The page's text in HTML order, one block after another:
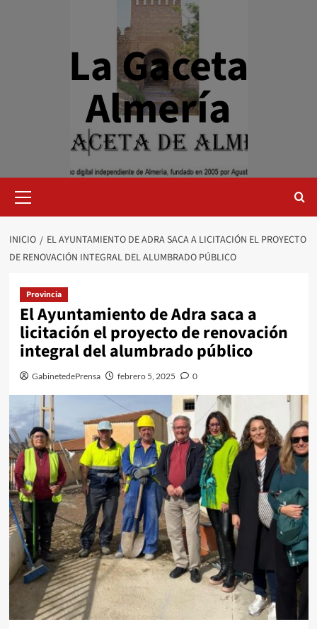
La Gaceta
Almería
primario
INICIO
EL AYUNTAMIENTO DE ADRA SACA A LICITACIÓN EL PROYECTO
DE RENOVACIÓN INTEGRAL DEL ALUMBRADO PÚBLICO
Provincia
El Ayuntamiento de Adra saca a
licitación el proyecto de renovación
integral del alumbrado público
GabinetedePrensa febrero 5, 2025 0